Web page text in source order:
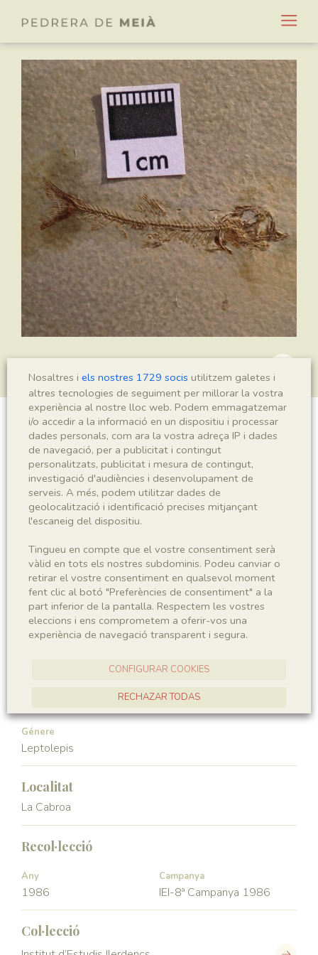
Leptolepis sp.
Sigla
IEI-1967
Taxonomia
Regne
Animalia
Phyllum
Chordata
Subphyllum Classe
Leptolepidae
Génere
Leptolepis
Localitat
La Cabroa
Recol·lecció
Any
1986
Campanya
IEI-8ª Campanya 1986
Col·lecció
Nosaltres i els nostres 1729 socis utilitzem galetes i
altres tecnologies de seguiment per millorar la vostra
experiència al nostre lloc web. Podem emmagatzemar
i/o accedir a la informació en un dispositiu i processar
dades personals, com ara la vostra adreça IP i dades
de navegació, per a publicitat i contingut
personalitzats, publicitat i mesura de contingut,
investigació d'audiències i desenvolupament de
serveis. A més, podem utilitzar dades de
geolocalització i identificació precises mitjançant
l'escaneig del dispositiu.
Tingueu en compte que el vostre consentiment serà
vàlid en tots els nostres subdominis. Podeu canviar o
retirar el vostre consentiment en qualsevol moment
fent clic al botó "Preferències de consentiment" a la
part inferior de la pantalla. Respectem les vostres
eleccions i ens comprometem a oferir-vos una
experiència de navegació transparent i segura.
CONFIGURAR COOKIES
RECHAZAR TODAS
ACCEPTAR TOTES